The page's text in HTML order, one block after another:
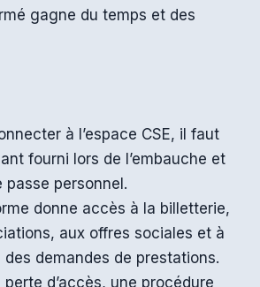
gagne du temps et des
à l’espace CSE, il faut
fourni lors de l’embauche et
passe personnel.
donne accès à la billetterie,
aux offres sociales et à
des demandes de prestations.
perte d’accès, une procédure